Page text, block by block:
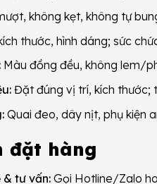
không kẹt, không tự
thước, hình dáng; sức
Màu đồng đều, không lem/
Đặt đúng vị trí, kích thước;
Quai đeo, dây nịt, phụ kiện
đặt hàng
& tư vấn:Gọi Hotline/Zalo